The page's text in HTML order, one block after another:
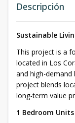
Descripción
Sustainable
This project is a
located in Los
and high-demand
project blends
long-term value
1 Bedroom